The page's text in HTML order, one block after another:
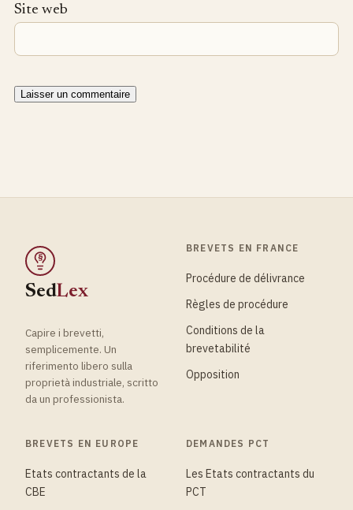
Site web
§
SedLex
Capire i brevetti,
semplicemente. Un
riferimento libero sulla
proprietà industriale, scritto
da un professionista.
BREVETS EN FRANCE
Procédure de délivrance
Règles de procédure
Conditions de la
brevetabilité
Opposition
BREVETS EN EUROPE
Etats contractants de la
CBE
DEMANDES PCT
Les Etats contractants du
PCT